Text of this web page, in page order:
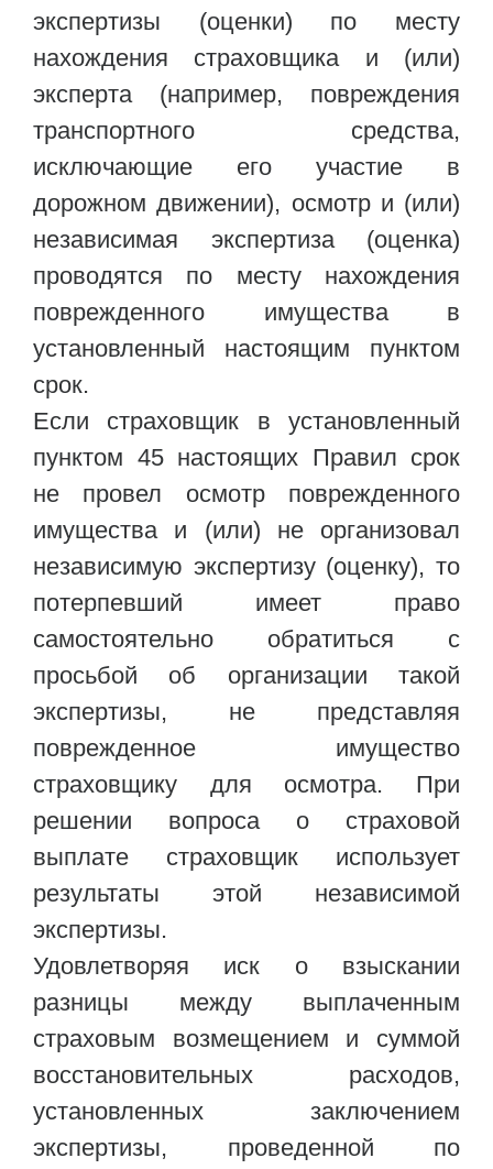
экспертизы (оценки) по месту
нахождения страховщика и (или)
эксперта (например, повреждения
транспортного средства,
исключающие его участие в
дорожном движении), осмотр и (или)
независимая экспертиза (оценка)
проводятся по месту нахождения
поврежденного имущества в
установленный настоящим пунктом
срок.
Если страховщик в установленный
пунктом 45 настоящих Правил срок
не провел осмотр поврежденного
имущества и (или) не организовал
независимую экспертизу (оценку), то
потерпевший имеет право
самостоятельно обратиться с
просьбой об организации такой
экспертизы, не представляя
поврежденное имущество
страховщику для осмотра. При
решении вопроса о страховой
выплате страховщик использует
результаты этой независимой
экспертизы.
Удовлетворяя иск о взыскании
разницы между выплаченным
страховым возмещением и суммой
восстановительных расходов,
установленных заключением
экспертизы, проведенной по